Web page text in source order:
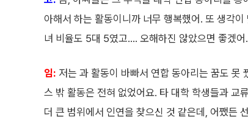
아해서 하는 활동이니까 너무 행복했어. 또 생각
녀 비율도 5대 5였고…. 오해하진 않았으면 좋겠
임: 저는 과 활동이 바빠서 연합 동아리는 꿈도 못
스 밖 활동은 전혀 없었어요. 타 대학 학생들과 교
더 큰 범위에서 인연을 찾으신 것 같은데, 어쨌든